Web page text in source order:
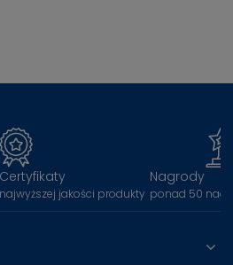
Certyfikaty
najwyższej jakości produkty
Nagrody
ponad 50